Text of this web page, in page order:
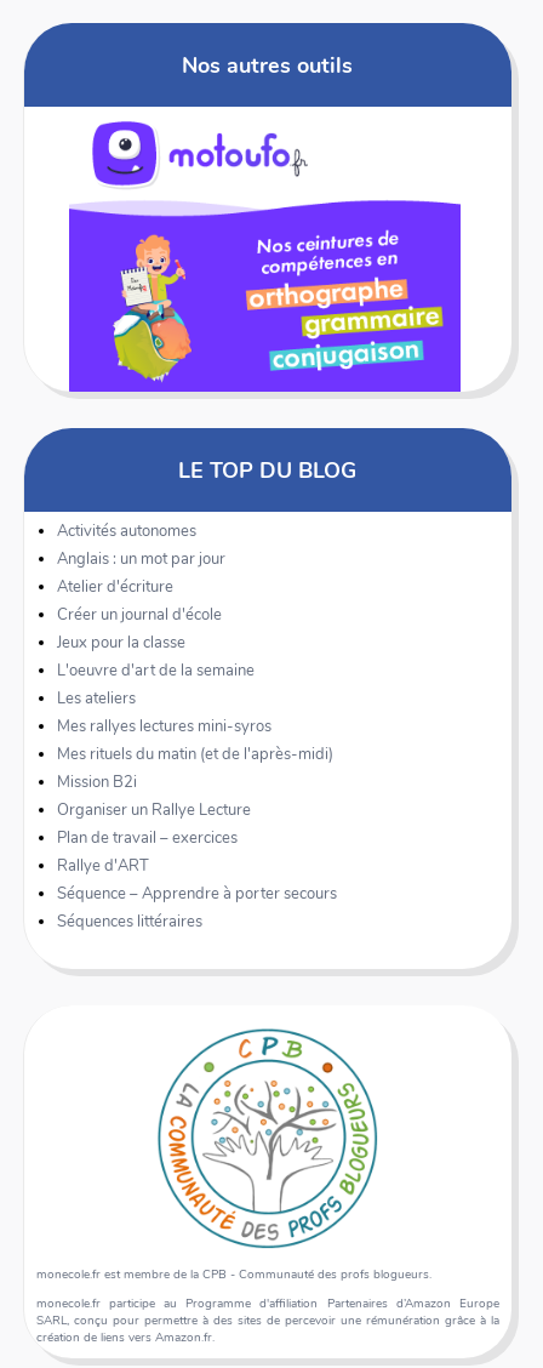
Nos autres outils
LE TOP DU BLOG
Activités autonomes
Anglais : un mot par jour
Atelier d'écriture
Créer un journal d'école
Jeux pour la classe
L'oeuvre d'art de la semaine
Les ateliers
Mes rallyes lectures mini-syros
Mes rituels du matin (et de l'après-midi)
Mission B2i
Organiser un Rallye Lecture
Plan de travail – exercices
Rallye d'ART
Séquence – Apprendre à porter secours
Séquences littéraires
monecole.fr est membre de la CPB - Communauté des profs blogueurs.
monecole.fr participe au Programme d'affiliation Partenaires d’Amazon Europe
SARL, conçu pour permettre à des sites de percevoir une rémunération grâce à la
création de liens vers Amazon.fr.